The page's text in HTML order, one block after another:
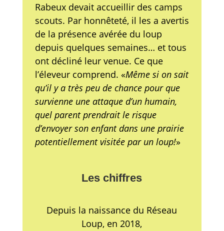
Rabeux devait accueillir des camps
scouts. Par honnêteté, il les a avertis
de la présence avérée du loup
depuis quelques semaines… et tous
ont décliné leur venue. Ce que
l’éleveur comprend. «Même si on sait
qu’il y a très peu de chance pour que
survienne une attaque d’un humain,
quel parent prendrait le risque
d’envoyer son enfant dans une prairie
potentiellement visitée par un loup!»
Les chiffres
Depuis la naissance du Réseau
Loup, en 2018,